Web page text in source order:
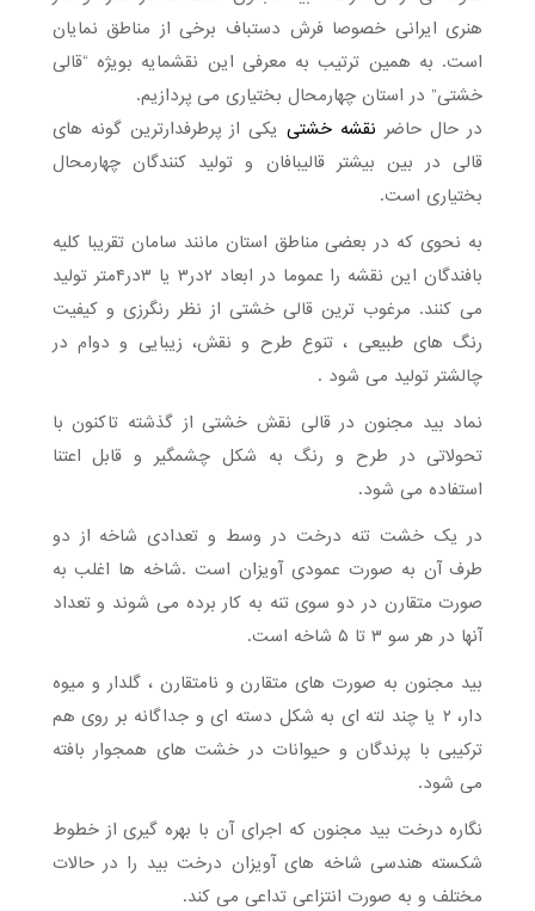
هنری ایرانی خصوصا فرش دستباف برخی از مناطق نمایان
است. به همین ترتیب به معرفی این نقشمایه بویژه “قالی
خشتی” در استان چهارمحال بختیاری می پردازیم.
در حال حاضر نقشه خشتییکی از پرطرفدارترین گونه های
قالی در بین بیشتر قالیبافان و تولید کنندگان چهارمحال
بختیاری است.
به نحوی که در بعضی مناطق استان مانند سامان تقریبا کلیه
بافندگان این نقشه را عموما در ابعاد ۲در۳ یا ۳در۴متر تولید
می کنند. مرغوب ترین قالی خشتی از نظر رنگرزی و کیفیت
رنگ های طبیعی ، تنوع طرح و نقش، زیبایی و دوام در
چالشتر تولید می شود .
نماد بید مجنون در قالی نقش خشتی از گذشته تاکنون با
تحولاتی در طرح و رنگ به شکل چشمگیر و قابل اعتنا
استفاده می شود.
در یک خشت تنه درخت در وسط و تعدادی شاخه از دو
طرف آن به صورت عمودی آویزان است .شاخه ها اغلب به
صورت متقارن در دو سوی تنه به کار برده می شوند و تعداد
آنها در هر سو ۳ تا ۵ شاخه است.
بید مجنون به صورت های متقارن و نامتقارن ، گلدار و میوه
دار، ۲ یا چند لته ای به شکل دسته ای و جداگانه بر روی هم
ترکیبی با پرندگان و حیوانات در خشت های همجوار بافته
می شود.
نگاره درخت بید مجنون که اجرای آن با بهره گیری از خطوط
شکسته هندسی شاخه های آویزان درخت بید را در حالات
مختلف و به صورت انتزاعی تداعی می کند.